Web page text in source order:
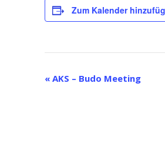
Zum Kalender
V
« AKS – Budo Meeting